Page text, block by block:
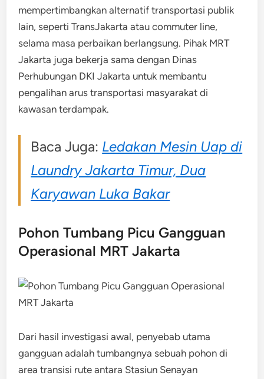
mempertimbangkan alternatif transportasi publik
lain, seperti TransJakarta atau commuter line,
selama masa perbaikan berlangsung. Pihak MRT
Jakarta juga bekerja sama dengan Dinas
Perhubungan DKI Jakarta untuk membantu
pengalihan arus transportasi masyarakat di
kawasan terdampak.
Baca Juga: Ledakan Mesin Uap di
Laundry Jakarta Timur, Dua
Karyawan Luka Bakar
Pohon Tumbang Picu Gangguan
Operasional MRT Jakarta
Dari hasil investigasi awal, penyebab utama
gangguan adalah tumbangnya sebuah pohon di
area transisi rute antara Stasiun Senayan